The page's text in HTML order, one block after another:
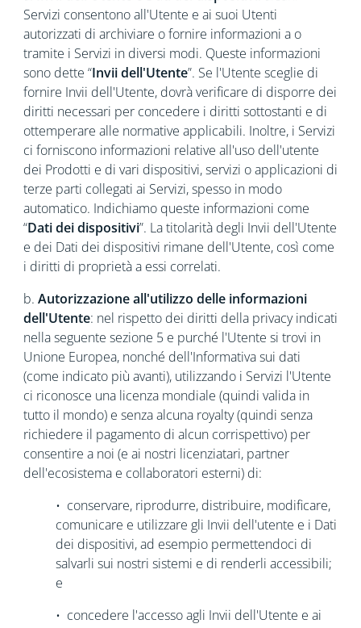
Servizi consentono all'Utente e ai suoi Utenti
autorizzati di archiviare o fornire informazioni a o
tramite i Servizi in diversi modi. Queste informazioni
sono dette “Invii dell'Utente”. Se l'Utente sceglie di
fornire Invii dell'Utente, dovrà verificare di disporre dei
diritti necessari per concedere i diritti sottostanti e di
ottemperare alle normative applicabili. Inoltre, i Servizi
ci forniscono informazioni relative all'uso dell'utente
dei Prodotti e di vari dispositivi, servizi o applicazioni di
terze parti collegati ai Servizi, spesso in modo
automatico. Indichiamo queste informazioni come
“Dati dei dispositivi”. La titolarità degli Invii dell'Utente
e dei Dati dei dispositivi rimane dell'Utente, così come
i diritti di proprietà a essi correlati.
b. Autorizzazione all'utilizzo delle informazioni
dell'Utente: nel rispetto dei diritti della privacy indicati
nella seguente sezione 5 e purché l'Utente si trovi in
Unione Europea, nonché dell'Informativa sui dati
(come indicato più avanti), utilizzando i Servizi l'Utente
ci riconosce una licenza mondiale (quindi valida in
tutto il mondo) e senza alcuna royalty (quindi senza
richiedere il pagamento di alcun corrispettivo) per
consentire a noi (e ai nostri licenziatari, partner
dell'ecosistema e collaboratori esterni) di:
• conservare, riprodurre, distribuire, modificare,
comunicare e utilizzare gli Invii dell'utente e i Dati
dei dispositivi, ad esempio permettendoci di
salvarli sui nostri sistemi e di renderli accessibili;
e
• concedere l'accesso agli Invii dell'Utente e ai